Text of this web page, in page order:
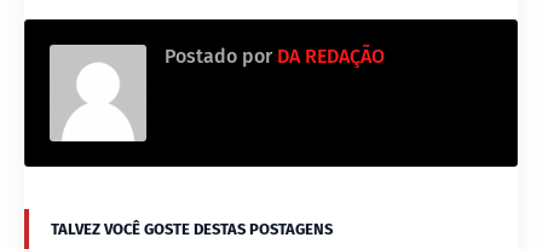
Postado por DA REDAÇÃO
TALVEZ VOCÊ GOSTE DESTAS POSTAGENS